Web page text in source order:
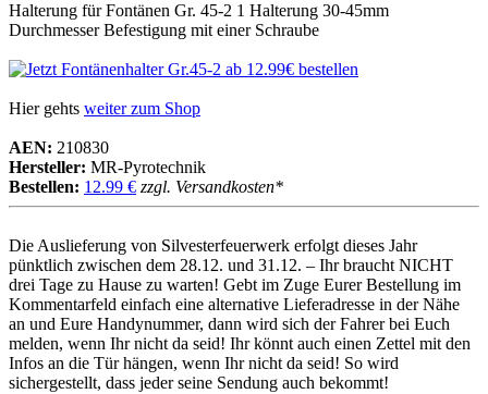
Halterung für Fontänen Gr. 45-2 1 Halterung 30-45mm
Durchmesser Befestigung mit einer Schraube
Hier gehts weiter zum Shop
AEN: 210830
Hersteller: MR-Pyrotechnik
Bestellen: 12.99 € zzgl. Versandkosten*
Die Auslieferung von Silvesterfeuerwerk erfolgt dieses Jahr
pünktlich zwischen dem 28.12. und 31.12. – Ihr braucht NICHT
drei Tage zu Hause zu warten! Gebt im Zuge Eurer Bestellung im
Kommentarfeld einfach eine alternative Lieferadresse in der Nähe
an und Eure Handynummer, dann wird sich der Fahrer bei Euch
melden, wenn Ihr nicht da seid! Ihr könnt auch einen Zettel mit den
Infos an die Tür hängen, wenn Ihr nicht da seid! So wird
sichergestellt, dass jeder seine Sendung auch bekommt!